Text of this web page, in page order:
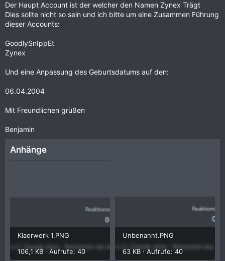
Der Haupt Account ist der welcher den Namen Zynex Trägt
Dies sollte nicht so sein und ich bitte um eine Zusammen Führung
dieser Accounts:
GoodlySnIppEt
Zynex
Und eine Anpassung des Geburtsdatums auf den:
06.04.2004
Mit Freundlichen grüßen
Benjamin
Anhänge
Klaerwerk 1.PNG
106,1 KB · Aufrufe: 40
Unbenannt.PNG
63 KB · Aufrufe: 40